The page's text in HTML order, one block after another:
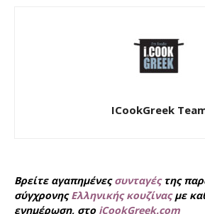
ICookGreek
Βρείτε αγαπημένεςσυνταγέςτης
σύγχρονηςΕλληνικής κουζίναςμε
ενημέρωση, στο iCookGreek.com